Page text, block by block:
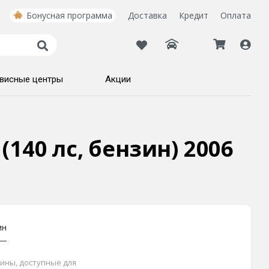
Бонусная программа Доставка Кредит Оплата
центры Акции
лс, бензин) 2006
доступные для